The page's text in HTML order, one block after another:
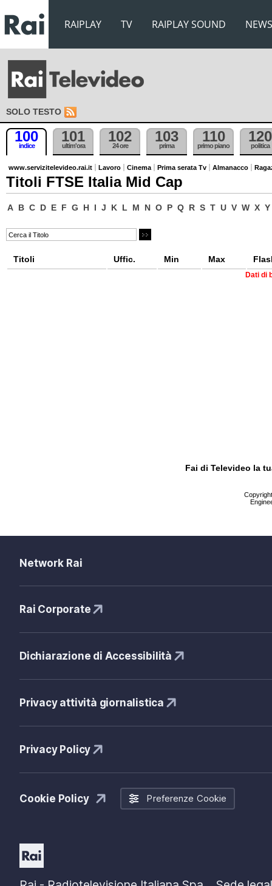
RAIPLAY TV RAIPLAY SOUND NEWS
SOLO TESTO
100
indice
101
ultim'ora
102
24 ore
103
prima
110
primo piano
120
politica
www.servizitelevideo.rai.it Lavoro Cinema Prima serata Tv Almanacco
Titoli FTSE Italia Mid Cap
A B C D E F G H I J K L M N O P Q R S T U V W X Y
Titoli Uffic. Min Max
Dati di
Fai di Televideo la